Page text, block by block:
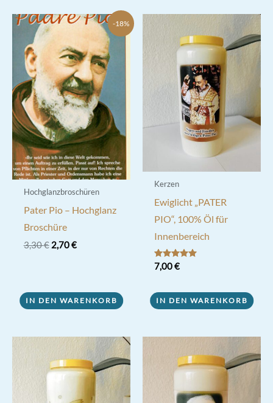
-18%
Hochglanzbroschüren
Pater Pio – Hochglanz
Broschüre
3,30€ Ursprünglicher
2,70€Aktueller
IN DEN WARENKORB
Kerzen
Ewiglicht „PATER
PIO“, 100% Öl für
Innenbereich
Bewertet mit
5.00
7,00€
IN DEN WARENKORB